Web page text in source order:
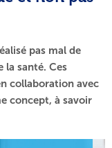
pas mal de
la santé. Ces
collaboration avec
concept, à savoir